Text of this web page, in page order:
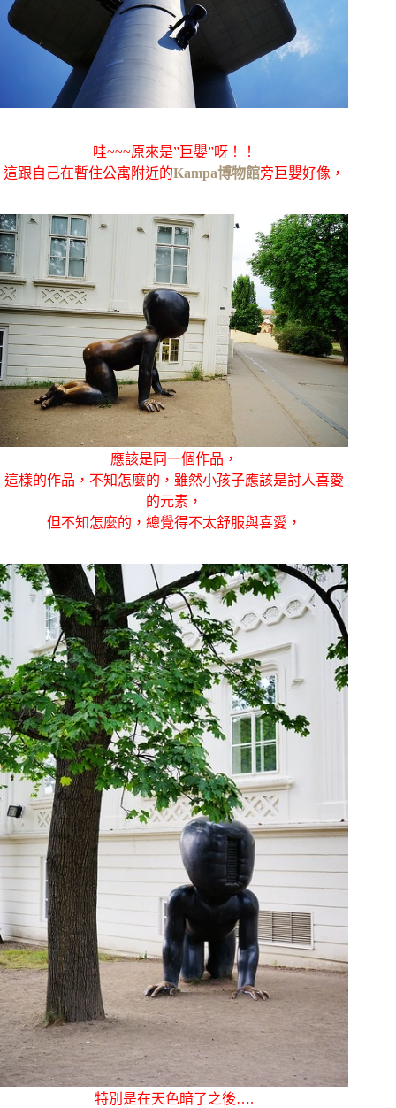
哇~~~原來是”巨嬰”呀！！
這跟自己在暫住公寓附近的Kampa博物館旁巨嬰好像，
應該是同一個作品，
這樣的作品，不知怎麼的，雖然小孩子應該是討人喜愛
的元素，
但不知怎麼的，總覺得不太舒服與喜愛，
特別是在天色暗了之後….